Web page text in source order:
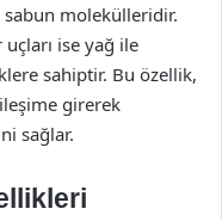
molekülleridir.
ise yağ ile
sahiptir. Bu özellik,
girerek
sağlar.